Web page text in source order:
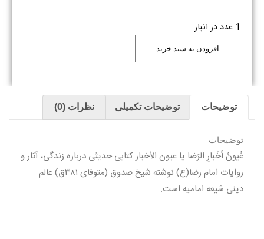
1 عدد در انبار
افزودن به سبد خرید
توضیحات توضیحات تکمیلی نظرات (0)
توضیحات
عُیونُ أخْبارِ الرّضا یا عیون الأخبار کتابی حدیثی درباره زندگی، آثار و
روایات امام رضا(ع) نوشته شیخ صدوق (متوفای ۳۸۱ق) عالم
دینی شیعه امامیه است.